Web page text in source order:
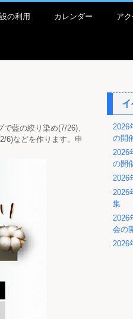
の利用 カレンダー ア
藍の絞り染め(7/26)、
6)などを作ります。申
2026
の開
2026
の開
2026
2026
集
2026
会の
2026